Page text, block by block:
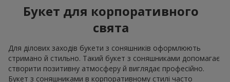
Букет для корпоративного
свята
Для ділових заходів букети з соняшників оформлюють
стримано й стильно. Такий букет з соняшниками допомагає
створити позитивну атмосферу й виглядає професійно.
Букет з соняшниками в корпоративному стилі часто